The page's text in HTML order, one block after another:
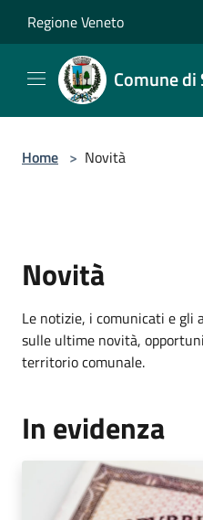
Regione Veneto
Comune di
Home > Novità
Novità
Le notizie, i comunicati e gli
sulle ultime novità,
territorio comunale.
In evidenza